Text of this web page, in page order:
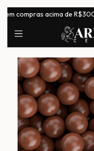
acima de R$300